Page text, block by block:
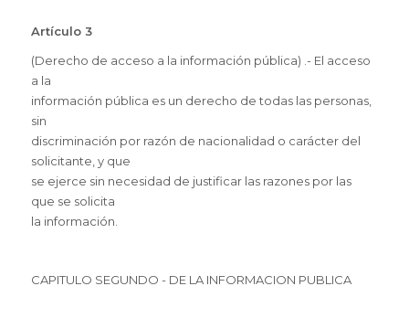
Artículo 3
(Derecho de acceso a la información pública) .- El acceso
a la
información pública es un derecho de todas las personas,
sin
discriminación por razón de nacionalidad o carácter del
solicitante, y que
se ejerce sin necesidad de justificar las razones por las
que se solicita
la información.
CAPITULO SEGUNDO - DE LA INFORMACION PUBLICA